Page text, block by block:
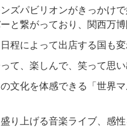
ズパビリオンがきっかけ
と繋がっており、関西万
程によって出店する国も変
て、楽しんで、笑って思
文化を体感できる「世界
り上げる音楽ライブ、感